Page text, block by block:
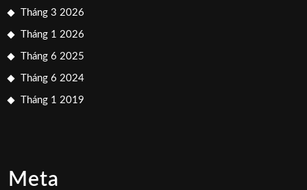
Tháng 3 2026
Tháng 1 2026
Tháng 6 2025
Tháng 6 2024
Tháng 1 2019
Meta